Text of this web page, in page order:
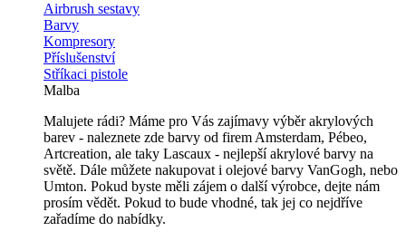
Airbrush sestavy
Barvy
Kompresory
Příslušenství
Stříkaci pistole
Malba
Malujete rádi? Máme pro Vás zajímavy výběr akrylových
barev - naleznete zde barvy od firem Amsterdam, Pébeo,
Artcreation, ale taky Lascaux - nejlepší akrylové barvy na
světě. Dále můžete nakupovat i olejové barvy VanGogh, nebo
Umton. Pokud byste měli zájem o další výrobce, dejte nám
prosím vědět. Pokud to bude vhodné, tak jej co nejdříve
zařadíme do nabídky.